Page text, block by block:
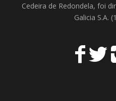
Cedeira de Redondela, foi
Galicia S.A.